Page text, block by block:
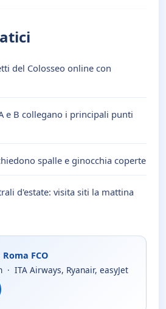
del Colosseo online con
e B collegano i principali punti
spalle e ginocchia coperte
d'estate: visita siti la mattina
FCO
· ITA Airways, Ryanair, easyJet